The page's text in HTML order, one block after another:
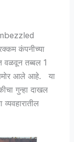
कंपनीच्या
वळवून तब्बल 1
आले आहे. या
गुन्हा दाखल